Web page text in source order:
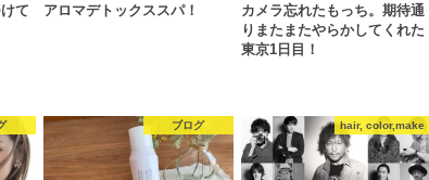
て
アロマデトックススパ！
カメラ忘れたもっち。期待通
りまたまたやらかしてくれた
東京1日目！
ブログ hair, color,make